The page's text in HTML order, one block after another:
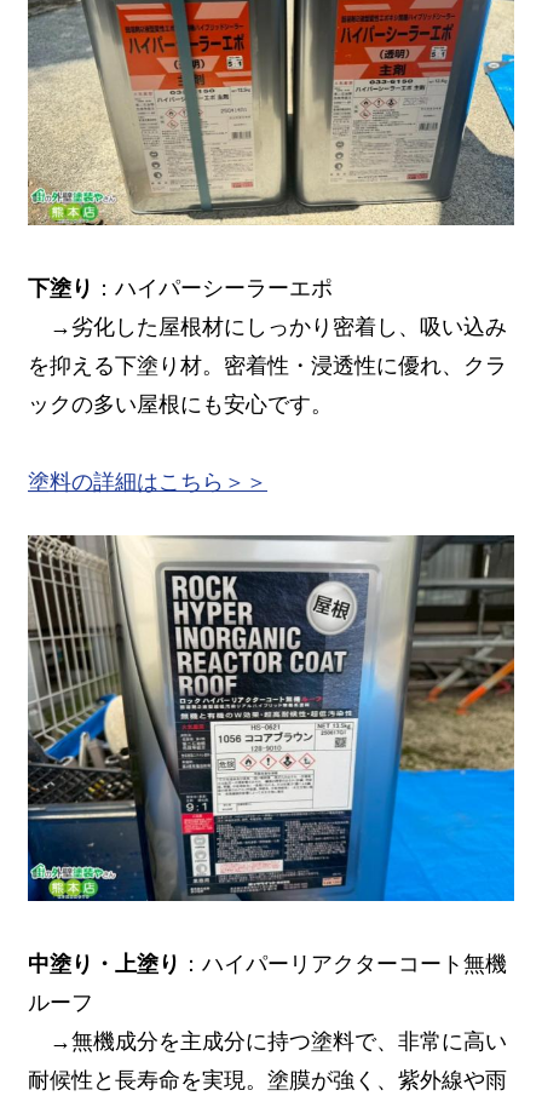
下塗り ：ハイパーシーラーエポ
→劣化した屋根材にしっかり密着し、吸い込み
を抑える下塗り材。密着性・浸透性に優れ、クラ
ックの多い屋根にも安心です。
塗料の詳細はこちら＞＞
中塗り・上塗り ：ハイパーリアクターコート無機
ルーフ
→無機成分を主成分に持つ塗料で、非常に高い
耐候性と長寿命を実現。塗膜が強く、紫外線や雨